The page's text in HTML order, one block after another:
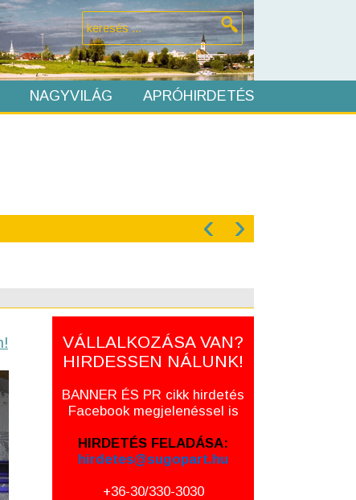
NAGYVILÁG APRÓHIRDETÉS
‹ ›
VÁLLALKOZÁSA VAN?
HIRDESSEN NÁLUNK!
BANNER ÉS PR cikk hirdetés
Facebook megjelenéssel is
HIRDETÉS FELADÁSA:
hirdetes@sugopart.hu
+36-30/330-3030